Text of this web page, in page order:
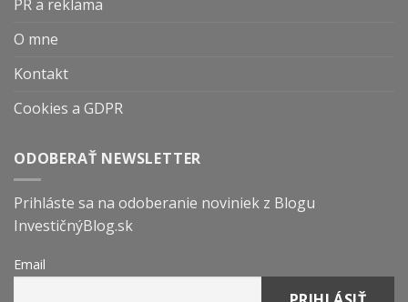
PR a reklama
O mne
Kontakt
Cookies a GDPR
ODOBERAŤ NEWSLETTER
Prihláste sa na odoberanie noviniek z Blogu
InvestičnýBlog.sk
Email